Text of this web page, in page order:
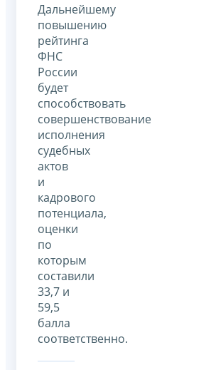
Дальнейшему
повышению
рейтинга
ФНС
России
будет
способствовать
совершенствование
исполнения
судебных
актов
и
кадрового
потенциала,
оценки
по
которым
составили
33,7 и
59,5
балла
соответственно.